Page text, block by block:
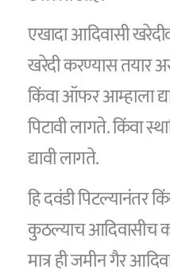
एखादा आदिवासी
खरेदी करण्यास तयार
किंवा ऑफर आम्हाला
पिटावी लागते. किंवा
द्यावी लागते.
हि दवंडी पिटल्यानंतर
कुठल्याच आदिवासीच
मात्र ही जमीन गैर